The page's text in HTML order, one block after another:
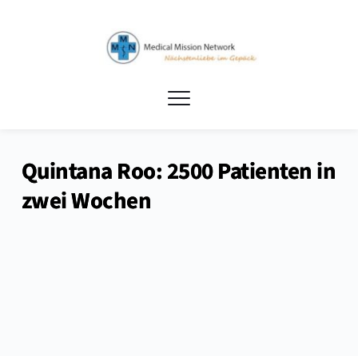
Quintana Roo: 2500 Patienten in
zwei Wochen